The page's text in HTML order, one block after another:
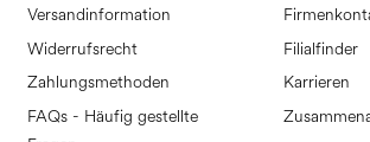
Versandinformation
Widerrufsrecht
Zahlungsmethoden
FAQs - Häufig gestellte
Filialfinder
Karrieren